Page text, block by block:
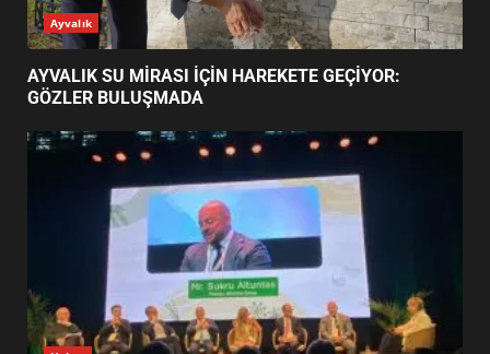
1
AYVALIK SU MİRASI İÇİN
HAREKETE GEÇİYOR: GÖZLER
BULUŞMADA
ESA 2026’DA TÜRK BAHARATI
NEYİ TEMSİL ETTİ?
3
EİB’DE KRİTİK ATAMA:
SÜRDÜRÜLEBİLİRLİKTE NE
DEĞİŞECEK?
Ayvalık
AYVALIK SU MİRASI İÇİN HAREKETE GEÇİYOR:
GÖZLER BULUŞMADA